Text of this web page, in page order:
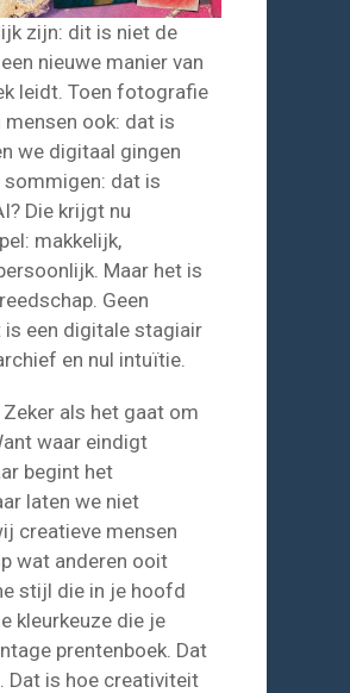
zijn: dit is niet de
nieuwe manier van
leidt. Toen fotografie
mensen ook: dat is
we digitaal gingen
sommigen: dat is
Die krijgt nu
makkelijk,
Maar het is
Geen
is een digitale stagiair
en nul intuïtie.
als het gaat om
waar eindigt
begint het
laten we niet
creatieve mensen
wat anderen ooit
stijl die in je hoofd
kleurkeuze die je
prentenboek. Dat
Dat is hoe creativiteit